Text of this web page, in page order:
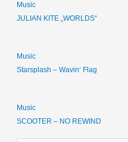
Music
JULIAN KITE „WORLDS“
Music
Starsplash – Wavin‘ Flag
Music
SCOOTER – NO REWIND